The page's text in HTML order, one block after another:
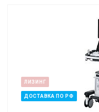
ЛИЗИНГ
ДОСТАВКА ПО РФ